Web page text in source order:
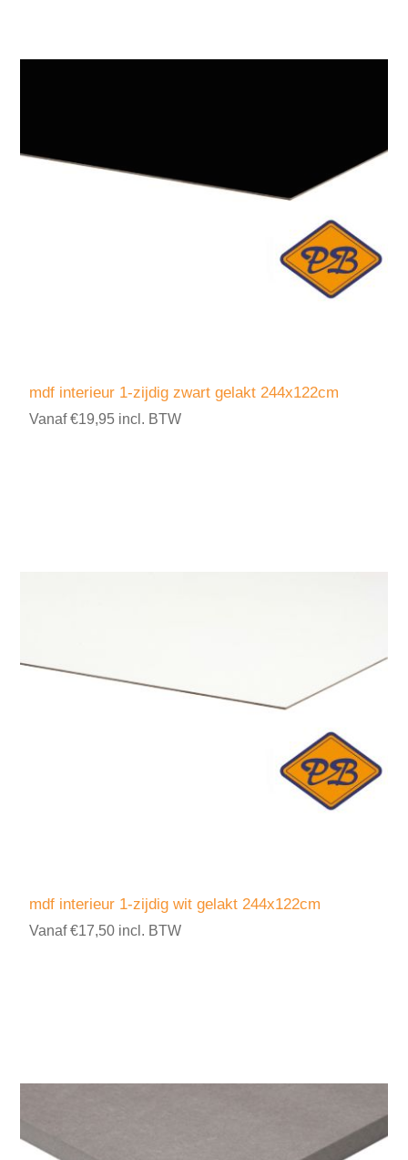
mdf interieur 1-zijdig zwart gelakt 244x122cm
Vanaf €19,95 incl. BTW
mdf interieur 1-zijdig wit gelakt 244x122cm
Vanaf €17,50 incl. BTW